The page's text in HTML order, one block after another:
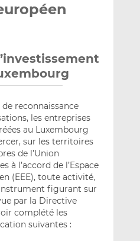
email
LinkedIn
Facebook
reconnaissance
les entreprises
au Luxembourg
sur les territoires
de l’Union
à l’accord de l’Espace
(EEE), toute activité,
figurant sur
par la Directive
complété les
suivantes :